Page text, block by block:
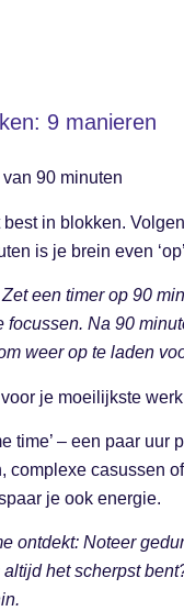
9 manieren
90 minuten
in blokken.
is je brein even
een timer op 90
focussen. Na 90
weer op te laden
je moeilijkste werk
time’ – een paar
complexe casussen
je ook energie.
ontdekt: Noteer
altijd het scherpst